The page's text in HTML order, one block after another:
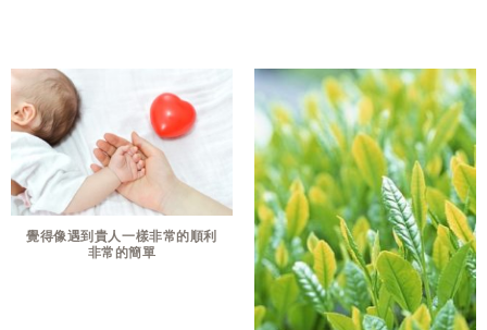
覺得像遇到貴人一樣非常的順利
非常的簡單